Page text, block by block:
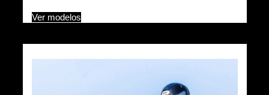
Ver modelos